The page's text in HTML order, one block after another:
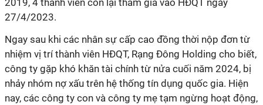
2019, 4 thành viên còn lại tham gia vào HĐQT ngày
27/4/2023.
Ngay sau khi các nhân sự cấp cao đồng thời nộp đơn từ
nhiệm vị trí thành viên HĐQT, Rạng Đông Holding cho biết,
công ty gặp khó khăn tài chính từ nửa cuối năm 2024, bị
nhảy nhóm nợ xấu trên hệ thống tín dụng quốc gia. Hiện
nay, các công ty con và công ty mẹ tạm ngừng hoạt động,